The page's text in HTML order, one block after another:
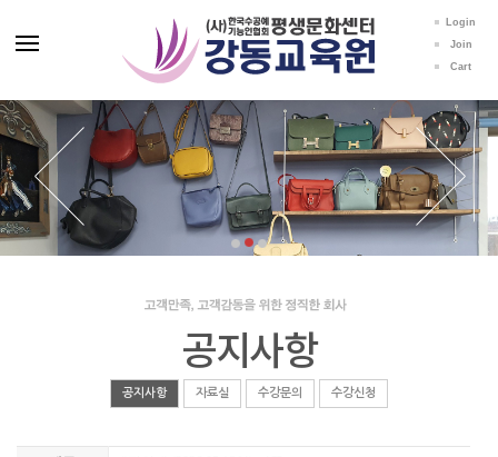
Login
Join
Cart
공지사항
공지사항 자료실 수강문의 수강신청